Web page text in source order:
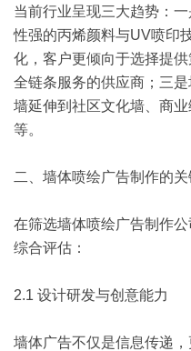
当前行业呈现三大趋势：
性强的丙烯颜料与UV喷印
化，客户更倾向于选择提
全链条服务的供应商；三
墙延伸到社区文化墙、商
等。
二、墙体喷绘广告制作的
在筛选墙体喷绘广告制作
综合评估：
2.1 设计研发与创意能力
墙体广告不仅是信息传递